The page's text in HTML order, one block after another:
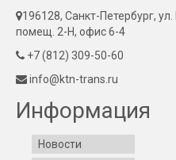
196128, Санкт-Петербург,
помещ. 2-Н, офис 6-4
+7 (812) 309-50-60
info@ktn-trans.ru
Информация
Новости